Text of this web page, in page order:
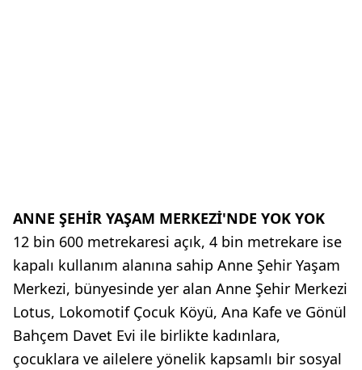
ANNE ŞEHİR YAŞAM MERKEZİ'NDE YOK YOK
12 bin 600 metrekaresi açık, 4 bin metrekare ise
kapalı kullanım alanına sahip Anne Şehir Yaşam
Merkezi, bünyesinde yer alan Anne Şehir Merkezi
Lotus, Lokomotif Çocuk Köyü, Ana Kafe ve Gönül
Bahçem Davet Evi ile birlikte kadınlara,
çocuklara ve ailelere yönelik kapsamlı bir sosyal